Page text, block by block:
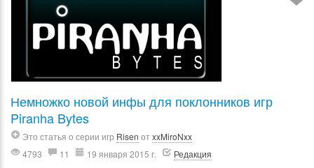
Немножко новой инфы для поклонников игр
Piranha Bytes
Это статья о серии игр Risen отxxMiroNxx
4793
11 19 января 2015 г. Редакция